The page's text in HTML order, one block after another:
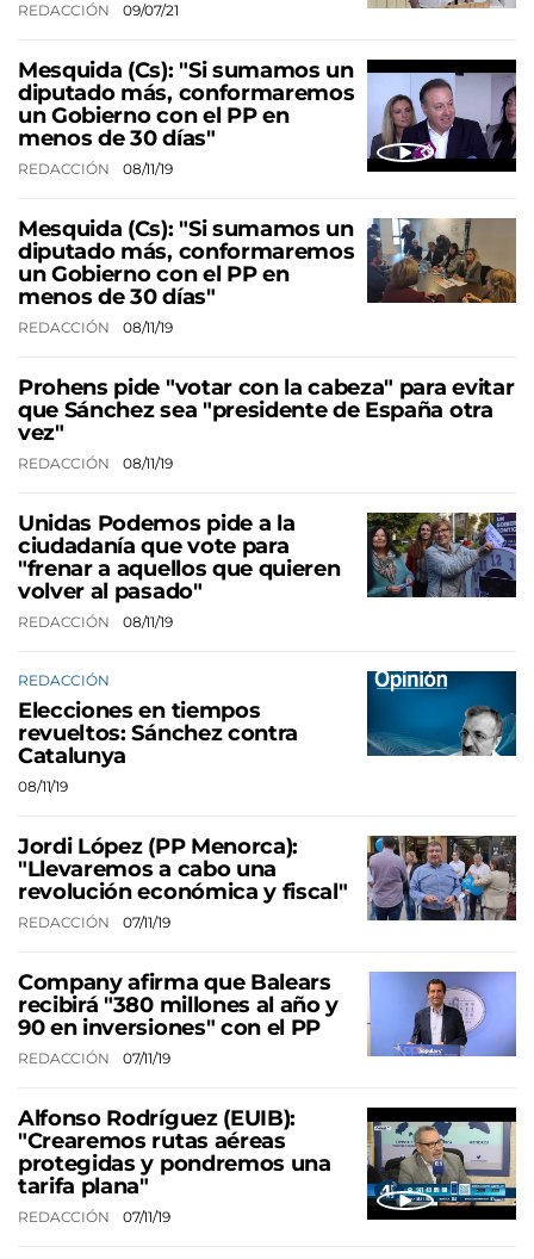
REDACCIÓN 09/07/21
Mesquida (Cs): "Si sumamos un
diputado más, conformaremos
un Gobierno con el PP en
menos de 30 días"
REDACCIÓN 08/11/19
Mesquida (Cs): "Si sumamos un
diputado más, conformaremos
un Gobierno con el PP en
menos de 30 días"
REDACCIÓN 08/11/19
Prohens pide "votar con la cabeza" para evitar
que Sánchez sea "presidente de España otra
vez"
REDACCIÓN 08/11/19
Unidas Podemos pide a la
ciudadanía que vote para
"frenar a aquellos que quieren
volver al pasado"
REDACCIÓN 08/11/19
REDACCIÓN
Elecciones en tiempos
revueltos: Sánchez contra
Catalunya
08/11/19
Jordi López (PP Menorca):
"Llevaremos a cabo una
revolución económica y fiscal"
REDACCIÓN 07/11/19
Company afirma que Balears
recibirá "380 millones al año y
90 en inversiones" con el PP
REDACCIÓN 07/11/19
Alfonso Rodríguez (EUIB):
"Crearemos rutas aéreas
protegidas y pondremos una
tarifa plana"
REDACCIÓN 07/11/19